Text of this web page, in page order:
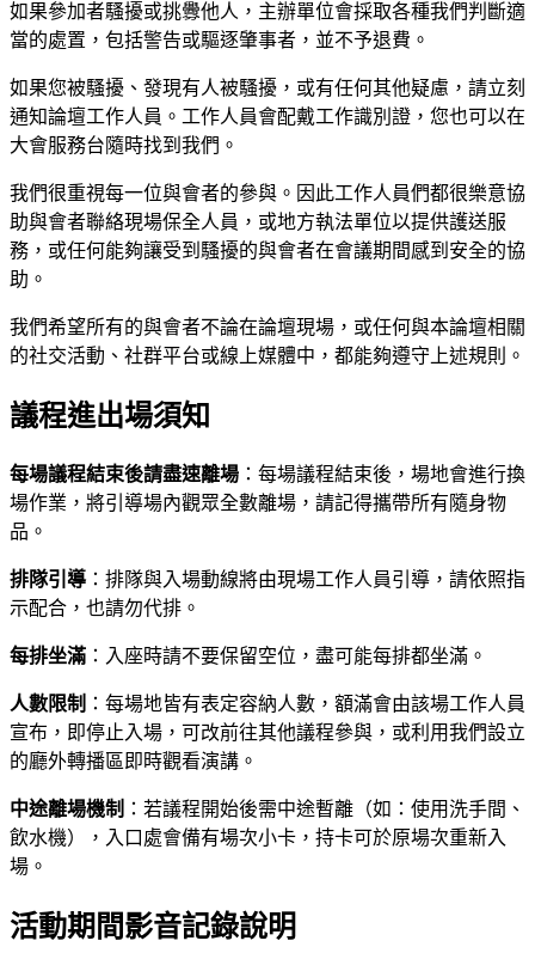
如果參加者騷擾或挑釁他人，主辦單位會採取各種我們判斷適
當的處置，包括警告或驅逐肇事者，並不予退費。
如果您被騷擾、發現有人被騷擾，或有任何其他疑慮，請立刻
通知論壇工作人員。工作人員會配戴工作識別證，您也可以在
大會服務台隨時找到我們。
我們很重視每一位與會者的參與。因此工作人員們都很樂意協
助與會者聯絡現場保全人員，或地方執法單位以提供護送服
務，或任何能夠讓受到騷擾的與會者在會議期間感到安全的協
助。
我們希望所有的與會者不論在論壇現場，或任何與本論壇相關
的社交活動、社群平台或線上媒體中，都能夠遵守上述規則。
議程進出場須知
每場議程結束後請盡速離場 ：每場議程結束後，場地會進行換
場作業，將引導場內觀眾全數離場，請記得攜帶所有隨身物
品。
排隊引導：排隊與入場動線將由現場工作人員引導，請依照指
示配合，也請勿代排。
每排坐滿 ：入座時請不要保留空位，盡可能每排都坐滿。
人數限制 ：每場地皆有表定容納人數，額滿會由該場工作人員
宣布，即停止入場，可改前往其他議程參與，或利用我們設立
的廳外轉播區即時觀看演講。
中途離場機制 ：若議程開始後需中途暫離（如：使用洗手間、
飲水機），入口處會備有場次小卡，持卡可於原場次重新入
場。
活動期間影音記錄說明